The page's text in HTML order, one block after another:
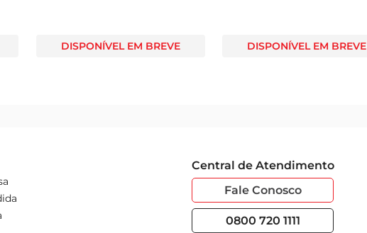
DISPONÍVEL EM BREVE DISPONÍVEL EM BREVE
Central de Atendimento
Fale Conosco
0800 720 1111